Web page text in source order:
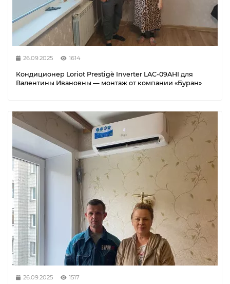
26.09.2025 1614
Кондиционер Loriot Prestigè Inverter LAC-09AHI для
Валентины Ивановны — монтаж от компании «Буран»
26.09.2025 1517